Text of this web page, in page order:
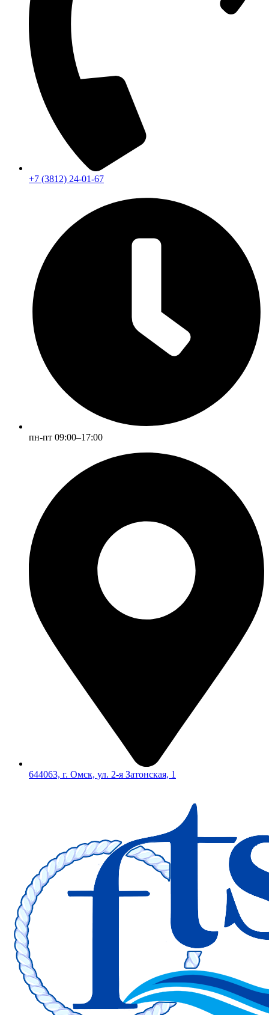
+7 (3812) 24-01-67
пн-пт 09:00–17:00
644063, г. Омск, ул. 2-я Затонская, 1